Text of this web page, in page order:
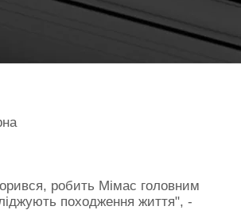
робить Мімас головним
походження життя", -